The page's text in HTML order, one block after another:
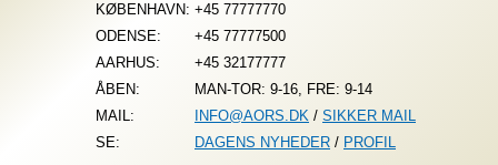
KØBENHAVN: +45 77777770
ODENSE:
+45 77777500
AARHUS:
+45 32177777
ÅBEN:
MAN-TOR: 9-16, FRE: 9-14
MAIL:
INFO@AORS.DK / SIKKER MAIL
SE:
DAGENS NYHEDER / PROFIL